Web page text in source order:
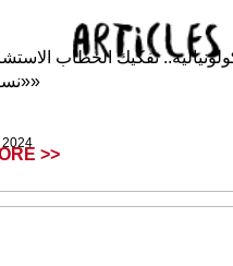
تفكيك الخطاب
«نساء الهامش»
2024
>>